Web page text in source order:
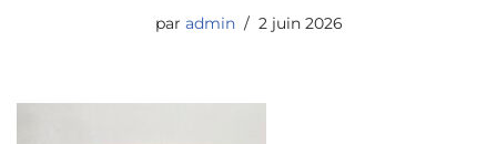
par admin 2 juin 2026